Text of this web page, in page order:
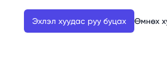
Эхлэл хуудас руу буцах Өмнөх